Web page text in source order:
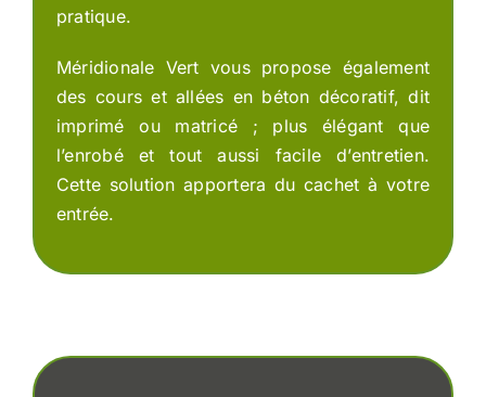
pratique.
Méridionale Vert vous propose également
des cours et allées en béton décoratif, dit
imprimé ou matricé ; plus élégant que
l’enrobé et tout aussi facile d’entretien.
Cette solution apportera du cachet à votre
entrée.